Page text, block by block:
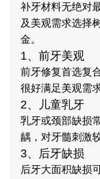
补牙材料无绝对
及美观需求选择
金。
1、前牙美观
前牙修复首选复
很好满足美观需求
2、儿童乳牙
乳牙或颈部缺损
龋，对牙髓刺激
3、后牙缺损
后牙大面积缺损